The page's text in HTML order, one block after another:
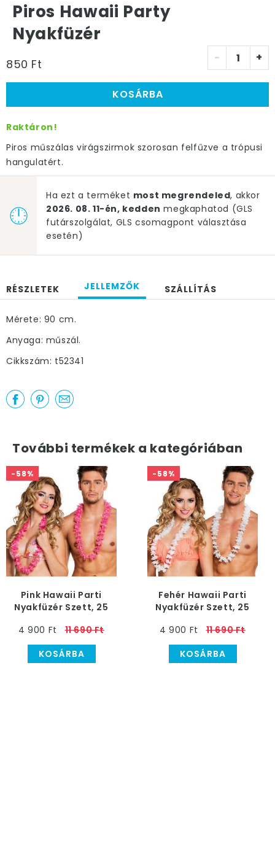
Piros Hawaii Party
Nyakfüzér
850 Ft - +
KOSÁRBA
Raktáron!
Piros műszálas virágszirmok szorosan felfűzve a trópusi
hangulatért.
Ha ezt a terméket most megrendeled, akkor
2026. 08. 11-én, kedden megkaphatod (GLS
futárszolgálat, GLS csomagpont választása
esetén)
RÉSZLETEK JELLEMZŐK SZÁLLÍTÁS
Mérete: 90 cm.
Anyaga: műszál.
Cikkszám: t52341
További termékek a kategóriában
-58%
Pink Hawaii Parti
Nyakfüzér Szett, 25
4 900 Ft
11 690 Ft
KOSÁRBA
-58%
Fehér Hawaii Parti
Nyakfüzér Szett, 25
4 900 Ft
11 690 Ft
KOSÁRBA